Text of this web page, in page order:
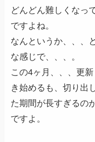
どんどん難しくなっ
ですよね。
なんというか、、、
な感じで、、、。
この4ヶ月、、、更
き始めるも、切り出
た期間が長すぎるの
ですよ。